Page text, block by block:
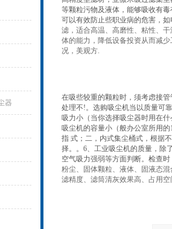
器
等颗粒污物及液体，能够吸收有
可以有效防止些职业病的危害，
滤，适合高温、高磨性、粘性、
体的能力，降低设备投资从而减
况，美观方.
在吸些较重的颗粒时，须考虑接
处理不!。选购吸尘机当以质量可
吸力小（当你选择吸尘器时用在
吸尘机的容量小（般办公室所用
指 式；二，内式集尘桶式，根据
择。。6、工业吸尘机的质量，除
空气吸力强弱等方面判断。检查
粉尘、固体颗粒、液体、固液态
滤精度、滤筒清灰效果高、占用